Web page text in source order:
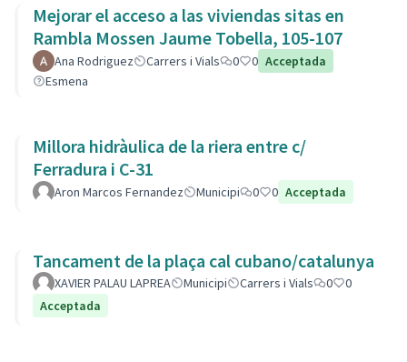
Mejorar el acceso a las viviendas sitas en
Rambla Mossen Jaume Tobella, 105-107
Ana Rodriguez Carrers i Vials 0 0 Acceptada
Esmena
Millora hidràulica de la riera entre c/
Ferradura i C-31
Aron Marcos Fernandez Municipi 0 0 Acceptada
Tancament de la plaça cal cubano/catalunya
XAVIER PALAU LAPREA Municipi Carrers i Vials 0
0
Acceptada